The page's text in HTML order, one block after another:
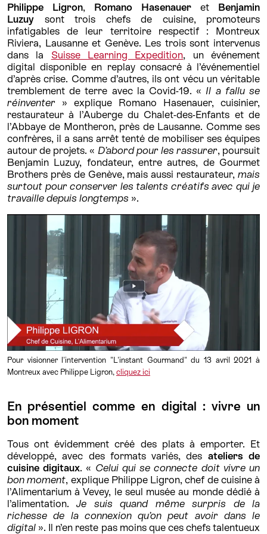
Philippe Ligron, Romano Hasenauer et Benjamin
Luzuy sont trois chefs de cuisine, promoteurs
infatigables de leur territoire respectif : Montreux
Riviera, Lausanne et Genève. Les trois sont intervenus
dans la Suisse Learning Expedition, un événement
digital disponible en replay consacré à l’événementiel
d’après crise. Comme d’autres, ils ont vécu un véritable
tremblement de terre avec la Covid-19. « Il a fallu se
réinventer » explique Romano Hasenauer, cuisinier,
restaurateur à l’Auberge du Chalet-des-Enfants et de
l’Abbaye de Montheron, près de Lausanne. Comme ses
confrères, il a sans arrêt tenté de mobiliser ses équipes
autour de projets. « D’abord pour les rassurer, poursuit
Benjamin Luzuy, fondateur, entre autres, de Gourmet
Brothers près de Genève, mais aussi restaurateur, mais
surtout pour conserver les talents créatifs avec qui je
travaille depuis longtemps ».
Pour visionner l'intervention "L'instant Gourmand" du 13 avril 2021 à
Montreux avec Philippe Ligron, cliquez ici
En présentiel comme en digital : vivre un
bon moment
Tous ont évidemment créé des plats à emporter. Et
développé, avec des formats variés, des ateliers de
cuisine digitaux. « Celui qui se connecte doit vivre un
bon moment, explique Philippe Ligron, chef de cuisine à
l’Alimentarium à Vevey, le seul musée au monde dédié à
l’alimentation.Je suis quand même surpris de la
richesse de la connexion qu’on peut avoir dans le
digital ». Il n’en reste pas moins que ces chefs talentueux